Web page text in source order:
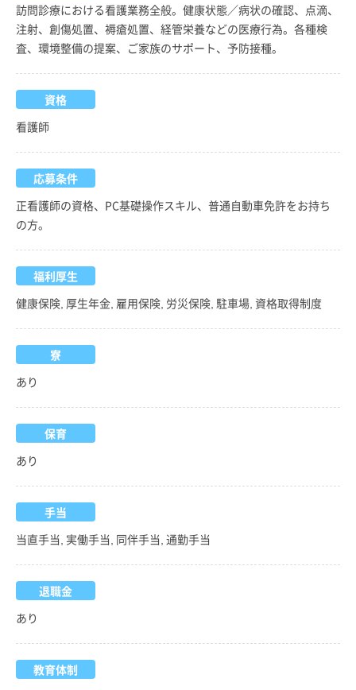
訪問診療における看護業務全般。健康状態／病状の確認、点滴、
注射、創傷処置、褥瘡処置、経管栄養などの医療行為。各種検
査、環境整備の提案、ご家族のサポート、予防接種。
資格
看護師
応募条件
正看護師の資格、PC基礎操作スキル、普通自動車免許をお持ち
の方。
福利厚生
健康保険, 厚生年金, 雇用保険, 労災保険, 駐車場, 資格取得制度
寮
あり
保育
あり
手当
当直手当, 実働手当, 同伴手当, 通勤手当
退職金
あり
教育体制